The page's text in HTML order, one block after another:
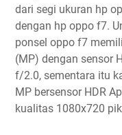
dari segi ukuran hp
dengan hp oppo f7.
ponsel oppo f7
(MP) dengan sensor
f/2.0, sementara itu
MP bersensor HDR
kualitas 1080x720